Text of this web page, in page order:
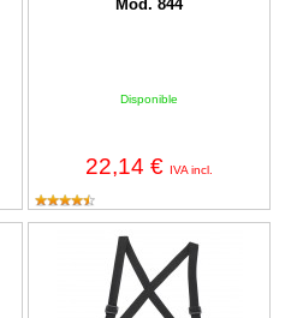
Mod. 844
Disponible
22,14 € IVA incl.
Faja lumbar con tirantes 1388-FL